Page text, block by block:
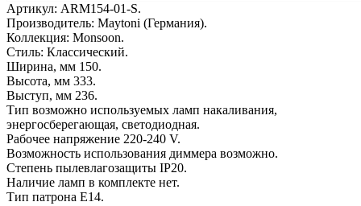
Артикул: ARM154-01-S.
Производитель: Maytoni (Германия).
Коллекция: Monsoon.
Стиль: Классический.
Ширина, мм 150.
Высота, мм 333.
Выступ, мм 236.
Тип возможно используемых ламп накаливания,
энергосберегающая, светодиодная.
Рабочее напряжение 220-240 V.
Возможность использования диммера возможно.
Степень пылевлагозащиты IP20.
Наличие ламп в комплекте нет.
Тип патрона E14.